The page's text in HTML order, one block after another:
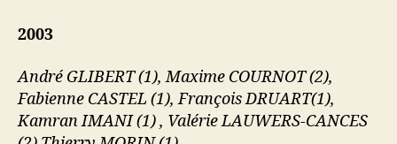
2003
André GLIBERT (1), Maxime COURNOT (2),
Fabienne CASTEL (1), François DRUART(1),
Kamran IMANI (1) , Valérie LAUWERS-CANCES